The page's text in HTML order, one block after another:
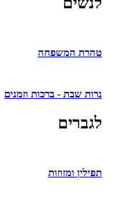
טהרת המשפחה
נרות שבת - ברכות וזמנים
לגברים
תפילין ומזוזות